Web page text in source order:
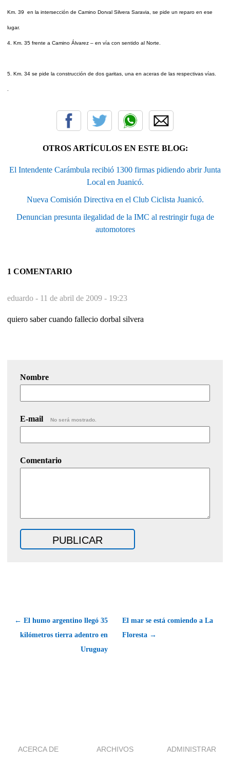
Km. 39 en la intersección de Camino Dorval Silvera Saravia, se pide un reparo en ese
lugar.
4. Km. 35 frente a Camino Álvarez – en vía con sentido al Norte.
5. Km. 34 se pide la construcción de dos garitas, una en aceras de las respectivas vías.
OTROS ARTÍCULOS EN ESTE BLOG:
El Intendente Carámbula recibió 1300 firmas pidiendo abrir Junta
Local en Juanicó.
Nueva Comisión Directiva en el Club Ciclista Juanicó.
Denuncian presunta ilegalidad de la IMC al restringir fuga de
automotores
1 COMENTARIO
eduardo - 11 de abril de 2009 - 19:23
quiero saber cuando fallecio dorbal silvera
Nombre
E-mail No será mostrado.
Comentario
← El humo argentino llegó 35
kilómetros tierra adentro en
Uruguay
El mar se está comiendo a La
Floresta →
ACERCA DE ARCHIVOS ADMINISTRAR